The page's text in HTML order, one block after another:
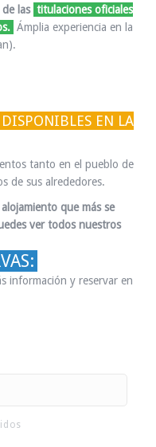
las titulaciones oficiales
Ámplia experiencia en la
EN LA
tanto en el pueblo de
de sus alrededores.
que más se
ver todos nuestros
información y reservar en